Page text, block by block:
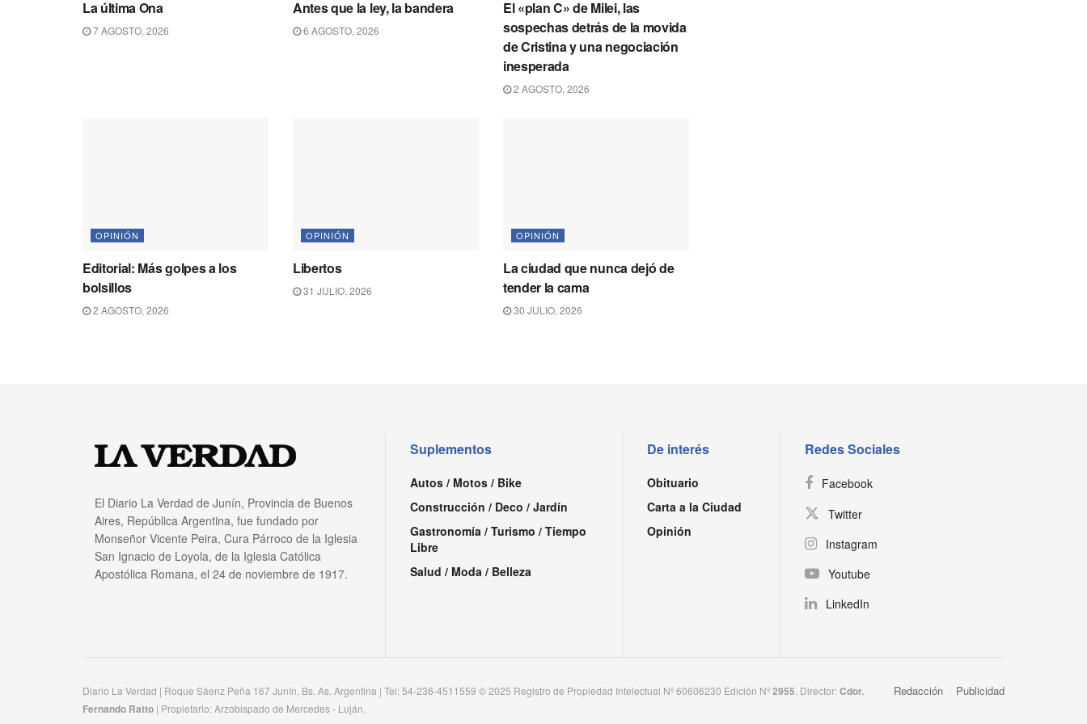
La última Ona
7 AGOSTO, 2026
Antes que la ley, la bandera
6 AGOSTO, 2026
El «plan C» de Milei, las
sospechas detrás de la movida
de Cristina y una negociación
inesperada
2 AGOSTO, 2026
OPINIÓN
Editorial: Más golpes a los
bolsillos
2 AGOSTO, 2026
OPINIÓN
Libertos
31 JULIO, 2026
OPINIÓN
La ciudad que nunca dejó de
tender la cama
30 JULIO, 2026
El Diario La Verdad de Junín, Provincia de Buenos
Aires, República Argentina, fue fundado por
Monseñor Vicente Peira, Cura Párroco de la Iglesia
San Ignacio de Loyola, de la Iglesia Católica
Apostólica Romana, el 24 de noviembre de 1917.
Suplementos
Autos / Motos / Bike
Construcción / Deco / Jardín
Gastronomía / Turismo / Tiempo
Libre
Salud / Moda / Belleza
De interés
Obituario
Carta a la Ciudad
Opinión
Redes Sociales
Facebook
Twitter
Instagram
Youtube
LinkedIn
Redacción Publicidad
Diario La Verdad | Roque Sáenz Peña 167 Junín, Bs. As. Argentina | Tel: 54-236-4511559 © 2025 Registro de Propiedad Intelectual Nº 60606230 Edición Nº2955 . Director:​Cdor.
Fernando Ratto | Propietario:​ Arzobispado de Mercedes - Luján.